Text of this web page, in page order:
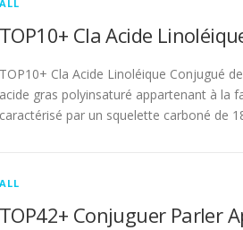
ALL
TOP10+ Cla Acide
TOP10+ Cla Acide Linoléique Conjugué
acide gras polyinsaturé appartenant à la
caractérisé par un squelette carboné de
ALL
TOP42+ Conjuguer Parler